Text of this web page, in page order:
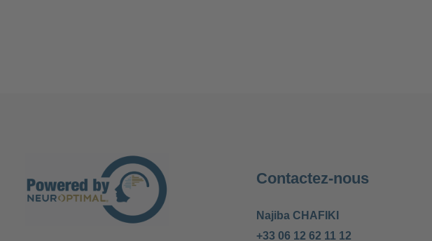
Contactez-nous
Najiba CHAFIKI
+33 06 12 62 11 12